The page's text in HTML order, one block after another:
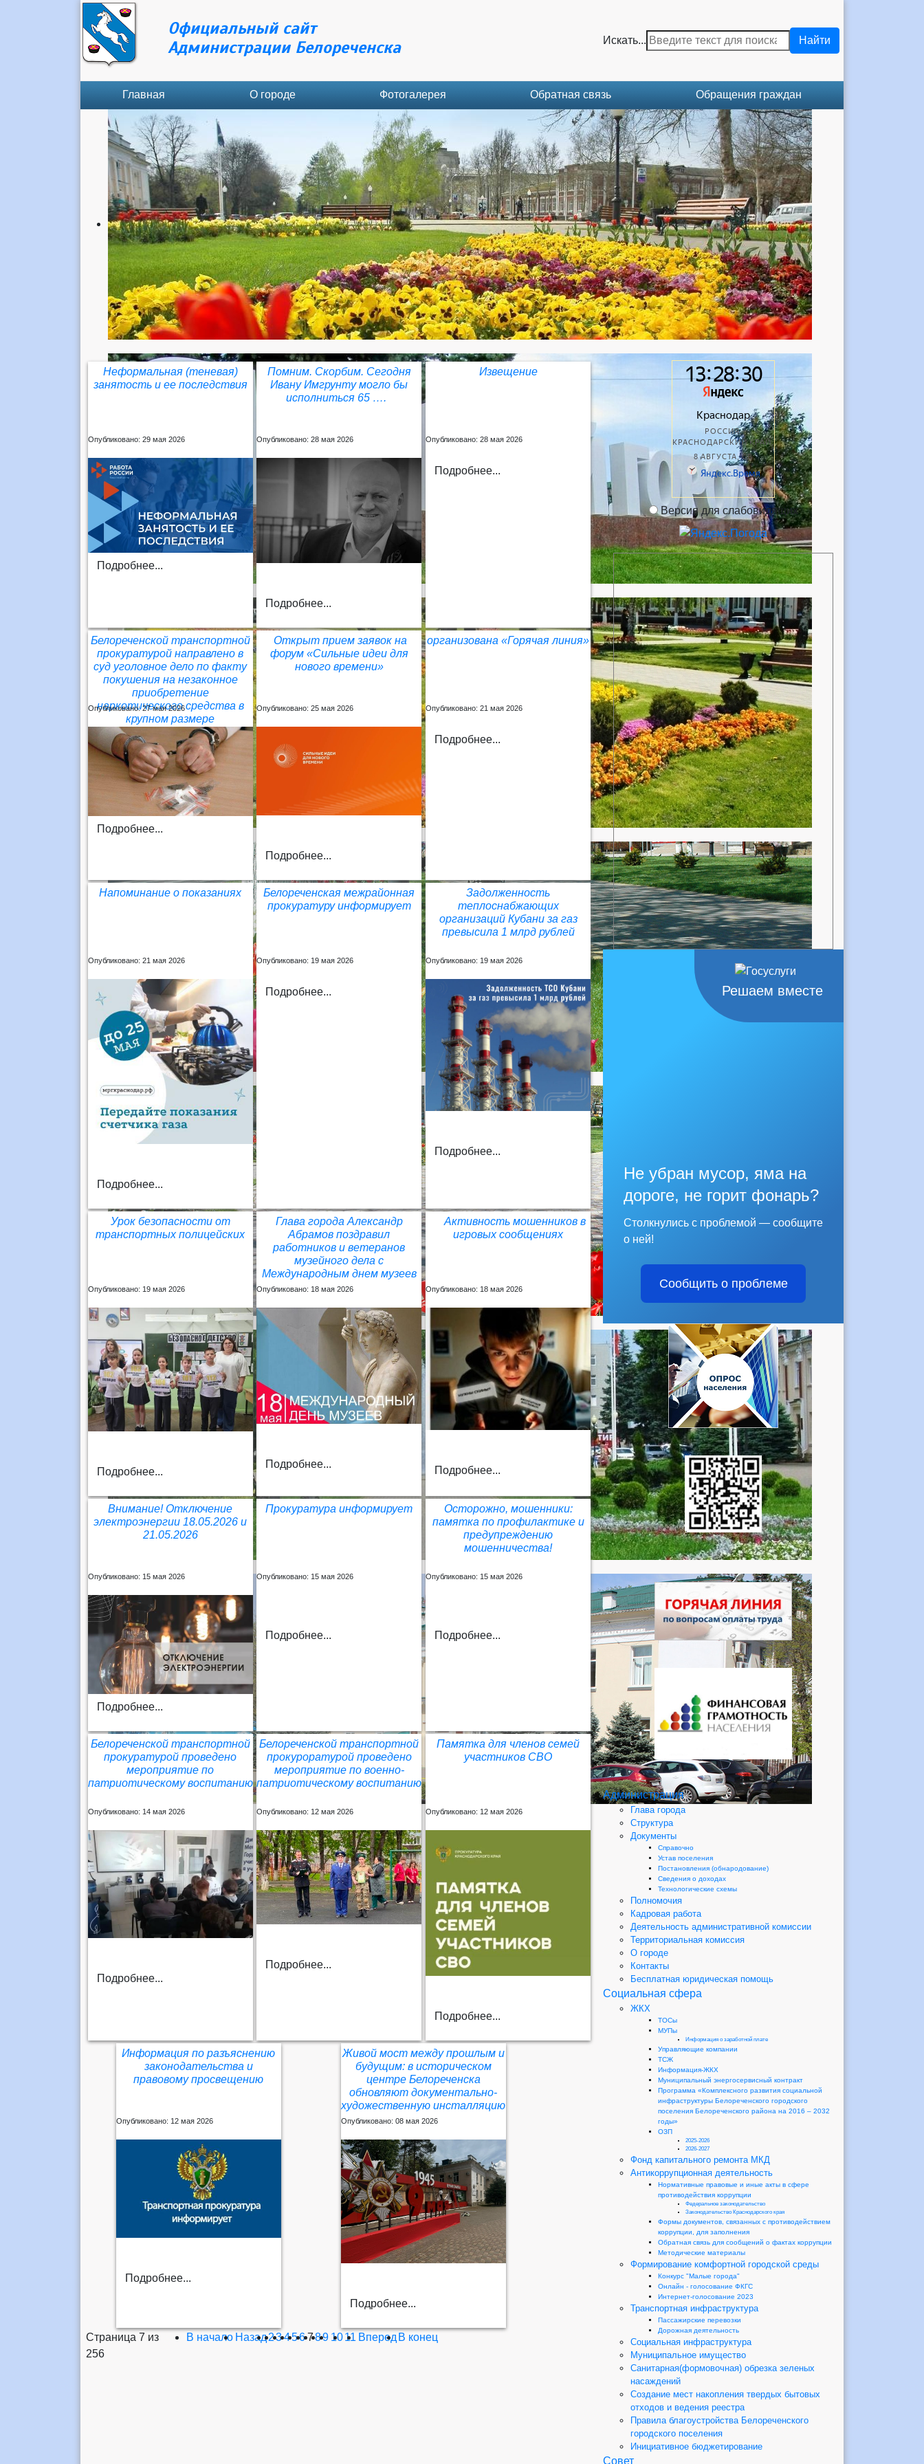
Официальный сайт
Администрации Белореченска
Искать... Найти
Главная О городе Фотогалерея Обратная связь Обращения граждан
Неформальная (теневая)
занятость и ее последствия
Опубликовано: 29 мая 2026
Подробнее...
Помним. Скорбим. Сегодня
Ивану Имгрунту могло бы
исполниться 65 ….
Опубликовано: 28 мая 2026
Подробнее...
Извещение
Опубликовано: 28 мая 2026
Подробнее...
Белореченской транспортной
прокуратурой направлено в
суд уголовное дело по факту
покушения на незаконное
приобретение
наркотического средства в
крупном размере
Опубликовано: 27 мая 2026
Подробнее...
Открыт прием заявок на
форум «Сильные идеи для
нового времени»
Опубликовано: 25 мая 2026
Подробнее...
организована «Горячая линия»
Опубликовано: 21 мая 2026
Подробнее...
Напоминание о показаниях
Опубликовано: 21 мая 2026
Подробнее...
Белореченская межрайонная
прокуратуру информирует
Опубликовано: 19 мая 2026
Подробнее...
Задолженность
теплоснабжающих
организаций Кубани за газ
превысила 1 млрд рублей
Опубликовано: 19 мая 2026
Подробнее...
Урок безопасности от
транспортных полицейских
Опубликовано: 19 мая 2026
Подробнее...
Глава города Александр
Абрамов поздравил
работников и ветеранов
музейного дела с
Международным днем музеев
Опубликовано: 18 мая 2026
Подробнее...
Активность мошенников в
игровых сообщениях
Опубликовано: 18 мая 2026
Подробнее...
Внимание! Отключение
электроэнергии 18.05.2026 и
21.05.2026
Опубликовано: 15 мая 2026
Подробнее...
Прокуратура информирует
Опубликовано: 15 мая 2026
Подробнее...
Осторожно, мошенники:
памятка по профилактике и
предупреждению
мошенничества!
Опубликовано: 15 мая 2026
Подробнее...
Белореченской транспортной
прокуратурой проведено
мероприятие по
патриотическому воспитанию
Опубликовано: 14 мая 2026
Подробнее...
Белореченской транспортной
прокуроратурой проведено
мероприятие по военно-
патриотическому воспитанию
Опубликовано: 12 мая 2026
Подробнее...
Памятка для членов семей
участников СВО
Опубликовано: 12 мая 2026
Подробнее...
Информация по разъяснению
законодательства и
правовому просвещению
Опубликовано: 12 мая 2026
Подробнее...
Живой мост между прошлым и
будущим: в историческом
центре Белореченска
обновляют документально-
художественную инсталляцию
Опубликовано: 08 мая 2026
Подробнее...
Страница 7 из
256
В начало Назад23456789 1011 Вперед В конец
Версия для слабовидящих
Решаем вместе
Не убран мусор, яма на
дороге, не горит фонарь?
Столкнулись с проблемой — сообщите
о ней!
Сообщить о проблеме
Администрация
Глава города
Структура
Документы
Справочно
Устав поселения
Постановления (обнародование)
Сведения о доходах
Технологические схемы
Полномочия
Кадровая работа
Деятельность административной комиссии
Территориальная комиссия
О городе
Контакты
Бесплатная юридическая помощь
Социальная сфера
ЖКХ
ТОСы
МУПы
Информация о заработной плате
Управляющие компании
ТСЖ
Информация-ЖКХ
Муниципальный энергосервисный контракт
Программа «Комплексного развития социальной
инфраструктуры Белореченского городского
поселения Белореченского района на 2016 – 2032
годы»
ОЗП
2025-2026
2026-2027
Фонд капитального ремонта МКД
Антикоррупционная деятельность
Нормативные правовые и иные акты в сфере
противодействия коррупции
Федеральное законодательство
Законодательство Краснодарского края
Формы документов, связанных с противодействием
коррупции, для заполнения
Обратная связь для сообщений о фактах коррупции
Методические материалы
Формирование комфортной городской среды
Конкурс "Малые города"
Онлайн - голосование ФКГС
Интернет-голосование 2023
Транспортная инфраструктура
Пассажирские перевозки
Дорожная деятельность
Социальная инфраструктура
Муниципальное имущество
Санитарная(формовочная) обрезка зеленых
насаждений
Создание мест накопления твердых бытовых
отходов и ведения реестра
Правила благоустройства Белореченского
городского поселения
Инициативное бюджетирование
Совет